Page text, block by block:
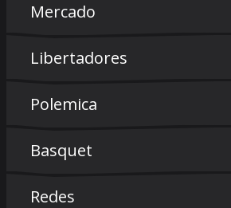
Mercado
Libertadores
Polemica
Basquet
Redes